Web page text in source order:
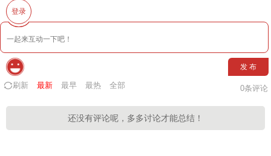
登录
发 布
刷新 最新 最早 最热 全部 0条评论
还没有评论呢，多多讨论才能总结！